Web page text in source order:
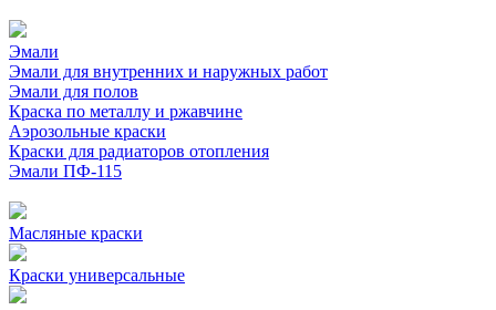
Эмали
Эмали для внутренних и наружных работ
Эмали для полов
Краска по металлу и ржавчине
Аэрозольные краски
Краски для радиаторов отопления
Эмали ПФ-115
Масляные краски
Краски универсальные